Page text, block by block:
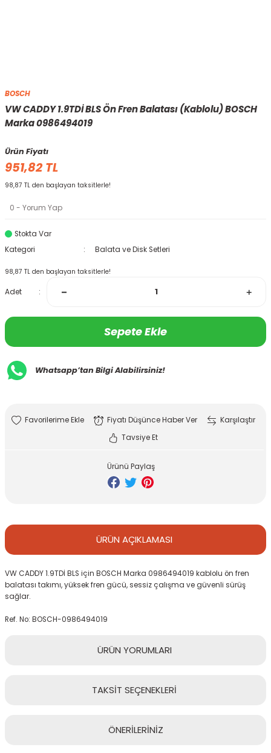
BOSCH
VW CADDY 1.9TDİ BLS Ön Fren Balatası (Kablolu) BOSCH
Marka 0986494019
Ürün Fiyatı
951,82 TL
98,87 TL den başlayan taksitlerle!
0 - Yorum Yap
Stokta Var
Kategori
Balata ve Disk Setleri
98,87 TL den başlayan taksitlerle!
Adet
Sepete Ekle
Whatsapp’tan Bilgi Alabilirsiniz!
Fiyatı Düşünce Haber Ver
Karşılaştır
Tavsiye Et
Ürünü Paylaş
ÜRÜN AÇIKLAMASI
VW CADDY 1.9TDİ BLS için BOSCH Marka 0986494019 kablolu ön fren
balatası takımı, yüksek fren gücü, sessiz çalışma ve güvenli sürüş
sağlar.
Ref. No: BOSCH-0986494019
ÜRÜN YORUMLARI
TAKSİT SEÇENEKLERİ
ÖNERİLERİNİZ